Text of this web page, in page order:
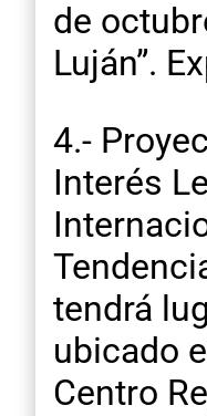
de
Luján”.
4.-
Interés
tendrá
ubicado
Centro